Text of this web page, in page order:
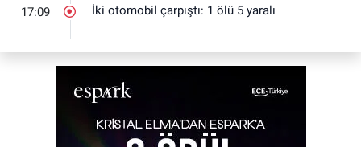
17:09 İki otomobil çarpıştı: 1 ölü 5 yaralı